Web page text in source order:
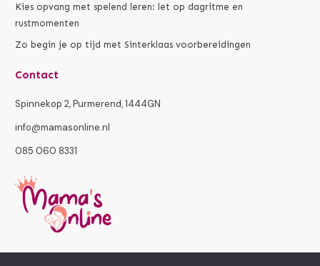
Kies opvang met spelend leren: let op dagritme en
rustmomenten
Zo begin je op tijd met Sinterklaas voorbereidingen
Contact
Spinnekop 2, Purmerend, 1444GN
info@mamasonline.nl
085 060 8331